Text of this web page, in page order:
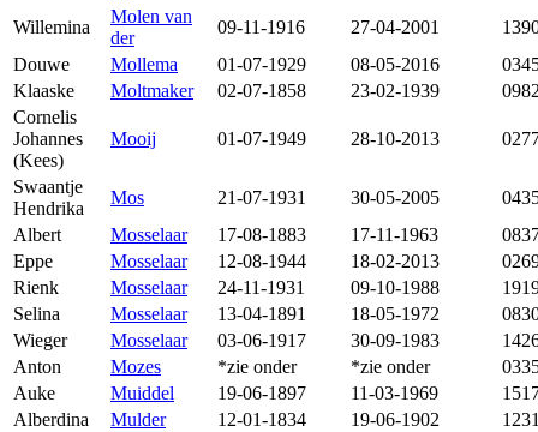
Willemina
Molen van
der
09-11-1916 27-04-2001
Douwe
Mollema 01-07-1929 08-05-2016
Klaaske
Moltmaker 02-07-1858 23-02-1939
Cornelis
Johannes
(Kees)
Mooij 01-07-1949 28-10-2013
Swaantje
Hendrika
Mos 21-07-1931 30-05-2005
Albert
Mosselaar 17-08-1883 17-11-1963
Eppe
Mosselaar 12-08-1944 18-02-2013
Rienk
Mosselaar 24-11-1931 09-10-1988
Selina
Mosselaar 13-04-1891 18-05-1972
Wieger
Mosselaar 03-06-1917 30-09-1983
Anton
Mozes *zie onder *zie onder
Auke
Muiddel 19-06-1897 11-03-1969
Alberdina
Mulder 12-01-1834 19-06-1902